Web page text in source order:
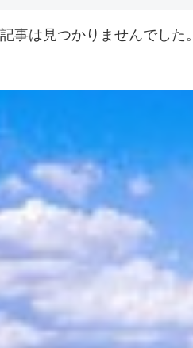
事は見つかりませんでした。